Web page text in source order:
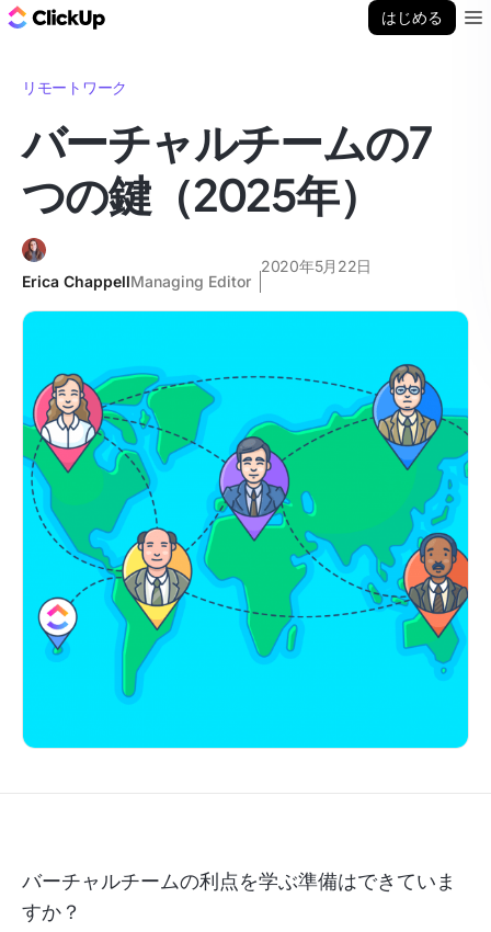
はじめる
リモートワーク
バーチャルチームの7
つの鍵（2025年）
Erica ChappellManaging Editor
2020年5月22日
バーチャルチームの利点を学ぶ準備はできていま
すか？